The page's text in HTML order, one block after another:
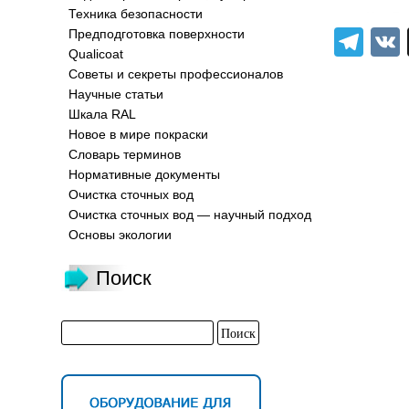
Техника безопасности
Предподготовка поверхности
Qualicoat
Советы и секреты профессионалов
Научные статьи
Шкала RAL
Новое в мире покраски
Словарь терминов
Нормативные документы
Очистка сточных вод
Очистка сточных вод — научный подход
Основы экологии
Поиск